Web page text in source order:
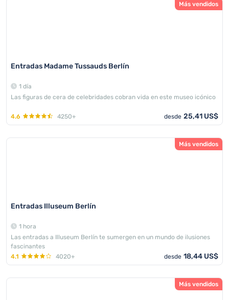
Más vendidos
Entradas Madame Tussauds Berlín
1 día
Las figuras de cera de celebridades cobran vida en este museo icónico
4.6 4250+ desde 25,41 US$
Más vendidos
Entradas Illuseum Berlín
1 hora
Las entradas a Illuseum Berlín te sumergen en un mundo de ilusiones
fascinantes
4.1
4020+ desde 18,44 US$
Más vendidos